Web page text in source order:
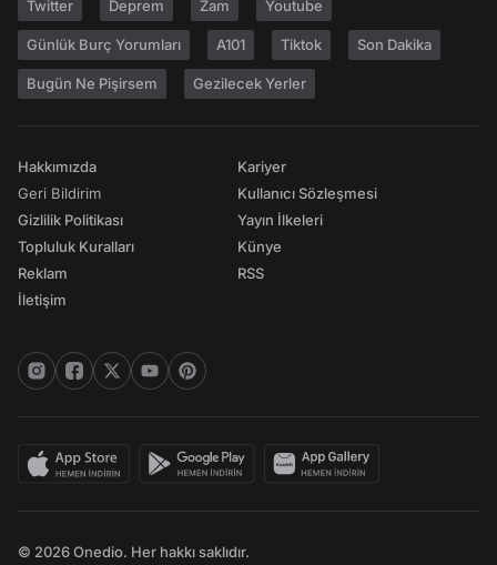
Twitter Deprem Zam Youtube
Günlük Burç Yorumları A101 Tiktok Son Dakika
Bugün Ne Pişirsem Gezilecek Yerler
Hakkımızda
Geri Bildirim
Gizlilik Politikası
Topluluk Kuralları
Reklam
İletişim
Kariyer
Kullanıcı Sözleşmesi
Yayın İlkeleri
Künye
RSS
© 2026 Onedio. Her hakkı saklıdır.